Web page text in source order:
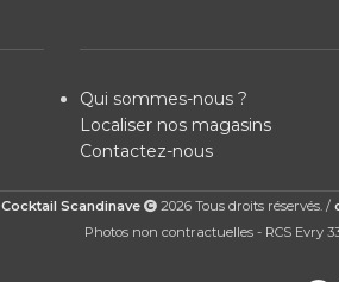
Qui sommes-nous ?
Localiser nos magasins
Contactez-nous
Cocktail Scandinave 2026 Tous droits réservés. /
Photos non contractuelles - RCS Evry